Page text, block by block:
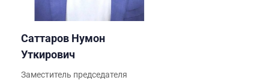
Саттаров Нумон
Уткирович
Заместитель председателя